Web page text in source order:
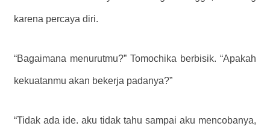
karena percaya diri.
“Bagaimana menurutmu?” Tomochika berbisik. “Apakah
kekuatanmu akan bekerja padanya?”
“Tidak ada ide. aku tidak tahu sampai aku mencobanya,